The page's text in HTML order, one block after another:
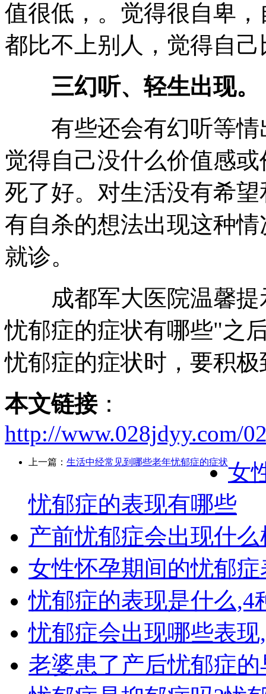
值很低，。觉得很自卑
都比不上别人，觉得自
三幻听、轻生出现。
有些还会有幻听等情
觉得自己没什么价值感
死了好。对生活没有希
有自杀的想法出现这种
就诊。
成都军大医院温馨提
忧郁症的症状有哪些"之
忧郁症的症状时，要积
本文链接：
http://www.028jdyy.com/
上一篇： 生活中经常见到哪些老年忧郁症的症状女
忧郁症的表现有哪些
产前忧郁症会出现什
女性怀孕期间的忧郁症
忧郁症的表现是什么,4
忧郁症会出现哪些表
老婆患了产后忧郁症